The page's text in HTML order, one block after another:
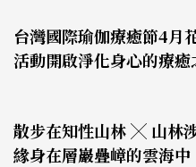
台灣國際瑜伽療癒節4月
活動開啟淨化身心的療癒
散步在知性山林 ╳ 山林
緣身在層巖疊嶂的雲海中